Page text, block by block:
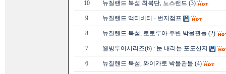
10 뉴질랜드 북섬 최북단, 노스랜드 (3)
9 뉴질랜드 액티비티 - 번지점프
8 뉴질랜드 북섬, 로토루아 주변 박물관들 (2)
7 웰빙투어시리즈(6) : 눈 내리는 포도산지
6 뉴질랜드 북섬, 와이카토 박물관들 (4)